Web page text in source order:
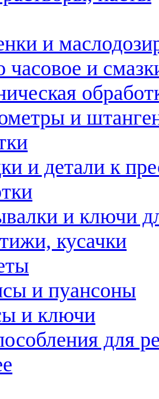
и
часовое и
и
и детали к
и ключи
кусачки
и пуансоны
и ключи
для